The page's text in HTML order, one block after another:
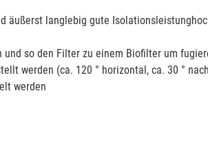
äußerst langlebig gute
so den Filter zu einem Biofilter um
werden (ca. 120 ° horizontal, ca. 30 °
werden